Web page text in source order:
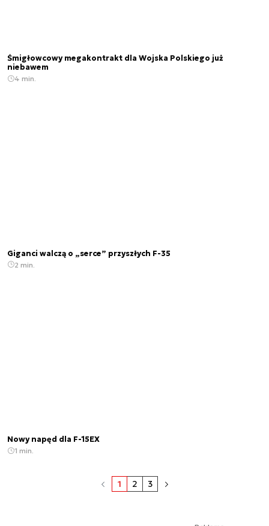
Śmigłowcowy megakontrakt dla Wojska Polskiego już
niebawem
4 min.
Giganci walczą o „serce” przyszłych F-35
2 min.
Nowy napęd dla F-15EX
1 min.
1 2 3